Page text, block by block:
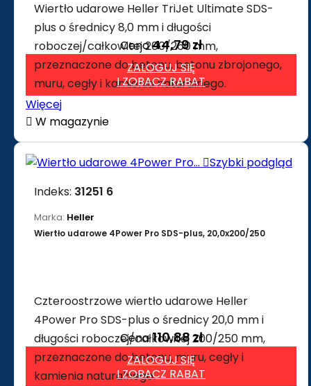
Wiertło udarowe Heller TriJet Ultimate SDS-
plus o średnicy 8,0 mm i długości
roboczej/całkowitej 200/260 mm,
przeznaczone do betonu, betonu zbrojonego,
muru, cegły i kamienia naturalnego.
Cena44,79 zł
ZALOGUJ SIĘ
I ZOBACZ RABAT
Więcej
 W magazynie
Szybki podgląd
Indeks: 31251 6
Marka: Heller
Wiertło udarowe 4Power Pro SDS-plus, 20,0x200/250
Czteroostrzowe wiertło udarowe Heller
4Power Pro SDS-plus o średnicy 20,0 mm i
długości roboczej/całkowitej 200/250 mm,
przeznaczone do betonu, muru, cegły i
kamienia naturalnego.
Cena110,88 zł
ZALOGUJ SIĘ
I ZOBACZ RABAT